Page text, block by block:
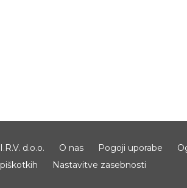
I.R.V. d.o.o. O nas Pogoji uporabe
piškotkih
Nastavitve zasebnosti